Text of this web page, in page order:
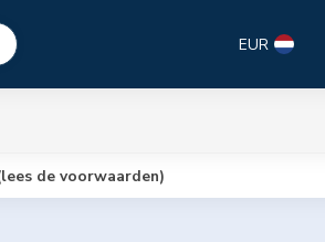
EUR
de voorwaarden)